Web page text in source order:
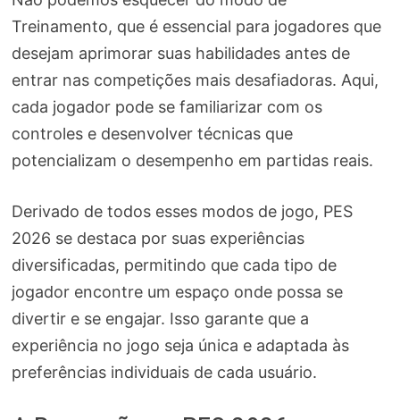
Treinamento, que é essencial para jogadores que
desejam aprimorar suas habilidades antes de
entrar nas competições mais desafiadoras. Aqui,
cada jogador pode se familiarizar com os
controles e desenvolver técnicas que
potencializam o desempenho em partidas reais.
Derivado de todos esses modos de jogo, PES
2026 se destaca por suas experiências
diversificadas, permitindo que cada tipo de
jogador encontre um espaço onde possa se
divertir e se engajar. Isso garante que a
experiência no jogo seja única e adaptada às
preferências individuais de cada usuário.